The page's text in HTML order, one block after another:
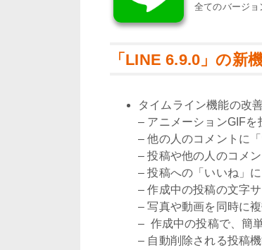
全てのバージョ
「LINE 6.9.0」の新
タイムライン機能の改
– アニメーションGIF
– 他の人のコメントに
– 投稿や他の人のコメ
– 投稿への「いいね」
– 作成中の投稿の文字
– 写真や動画を同時に
– 作成中の投稿で、簡
– 自動削除される投稿